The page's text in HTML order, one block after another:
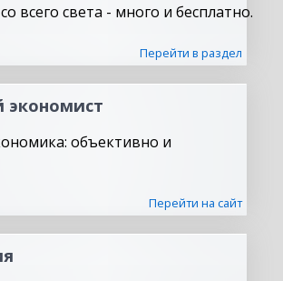
всего света - много и бесплатно.
Перейти в раздел
экономист
объективно и
Перейти на сайт